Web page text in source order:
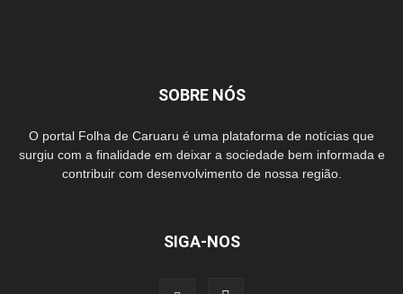
SOBRE NÓS
O portal Folha de Caruaru é uma plataforma de notícias que
surgiu com a finalidade em deixar a sociedade bem informada e
contribuir com desenvolvimento de nossa região.
SIGA-NOS